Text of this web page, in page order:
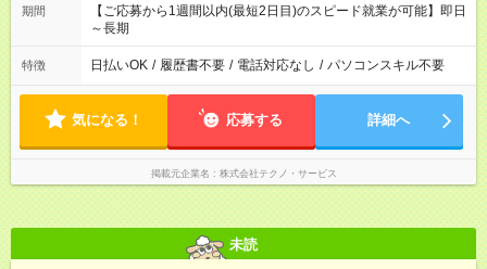
期間
【ご応募から1週間以内(最短2日目)のスピード就業が可能】即日
～長期
特徴 日払いOK / 履歴書不要 / 電話対応なし / パソコンスキル不要
気になる！ 応募する 詳細へ
掲載元企業名 株式会社テクノ・サービス
未読